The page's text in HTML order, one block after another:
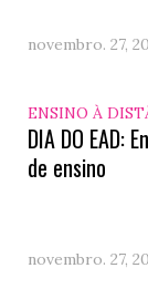
novembro. 27,
ENSINO À
DIA DO EAD:
de ensino
novembro. 27,